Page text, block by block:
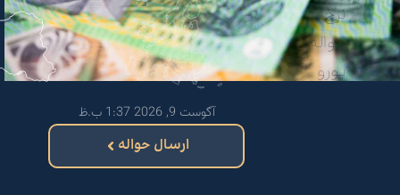
نرخ
حواله
یورو
ارسال حواله